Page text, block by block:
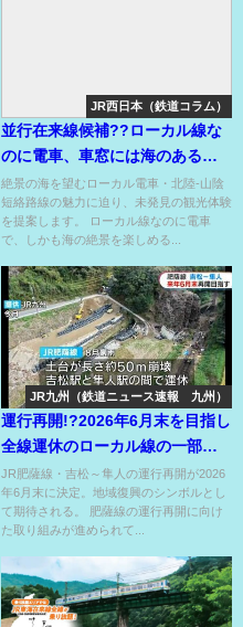
JR西日本（鉄道コラム）
並行在来線候補??ローカル線な
のに電車、車窓には海のある
『北陸‐山陰短絡路』??
絶景の海を望むローカル電車・北陸‐山陰
短絡路線の魅力に迫り、未発見の観光体験
を提案します。 ローカル線なのに電車
で、しかも海の絶景を楽しめる...
JR九州（鉄道ニュース速報 九州）
運行再開!?2026年6月末を目指し
全線運休のローカル線の一部運
行再開を目指す!?
JR肥薩線・吉松～隼人の運行再開が2026
年6月末に決定。地域復興のシンボルとし
て期待される。 肥薩線の運行再開に向け
た取り組みが進められて...